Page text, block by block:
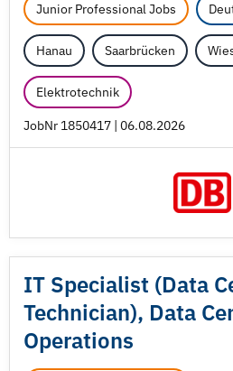
Junior Professional Jobs
Hanau Saarbrücken
Elektrotechnik
JobNr 1850417 | 06.08.2026
IT Specialist (Data
Technician), Data
Operations